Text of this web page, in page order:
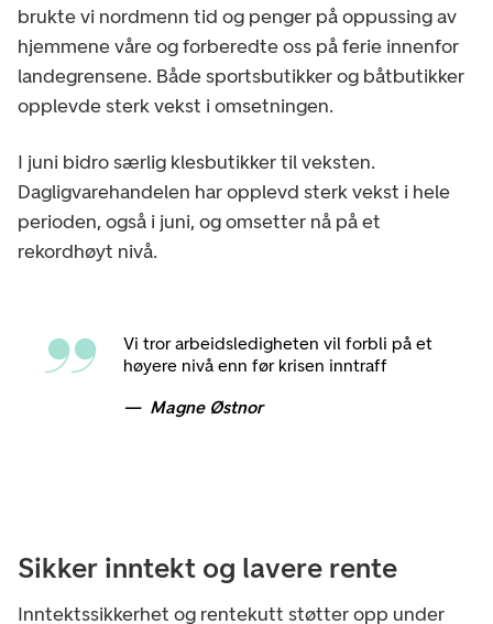
brukte vi nordmenn tid og penger på oppussing av
hjemmene våre og forberedte oss på ferie innenfor
landegrensene. Både sportsbutikker og båtbutikker
opplevde sterk vekst i omsetningen.
I juni bidro særlig klesbutikker til veksten.
Dagligvarehandelen har opplevd sterk vekst i hele
perioden, også i juni, og omsetter nå på et
rekordhøyt nivå.
Vi tror arbeidsledigheten vil forbli på et
høyere nivå enn før krisen inntraff
Magne Østnor
Sikker inntekt og lavere rente
Inntektssikkerhet og rentekutt støtter opp under